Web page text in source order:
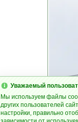
Уважаемый
Мы используем файлы
других пользователей
настройки, правильно